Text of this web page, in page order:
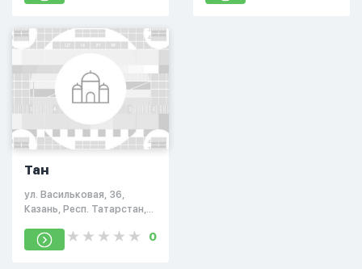
Тан
ул. Васильковая, 36,
Казань, Респ. Татарстан,
0